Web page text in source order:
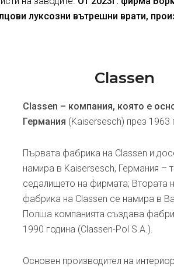
луксозни вътрешни врати,
Classen
Classen – компания, която е
Германия (Kaisersesch) през 1963
Първата фабрика на Classen и
намира в Kaisersesch, Германия –
седалището на фирмата; Втората
фабрика на Classen се намира в
Полша компанията създава
1990 година (Classen-Pol S.A.).
Основен производител на